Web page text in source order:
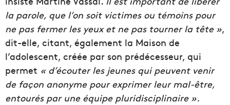
la parole, que l’on soit victimes ou témoins pour
ne pas fermer les yeux et ne pas tourner la tête »,
dit-elle, citant, également la Maison de
l’adolescent, créée par son prédécesseur, qui
permet « d’écouter les jeunes qui peuvent venir
de façon anonyme pour exprimer leur mal-être,
entourés par une équipe pluridisciplinaire ».